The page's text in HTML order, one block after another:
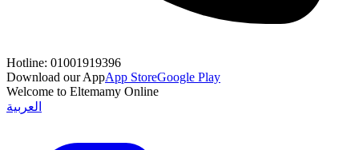
Hotline: 01001919396
Download our AppApp StoreGoogle Play
Welcome to Eltemamy Online
العربية